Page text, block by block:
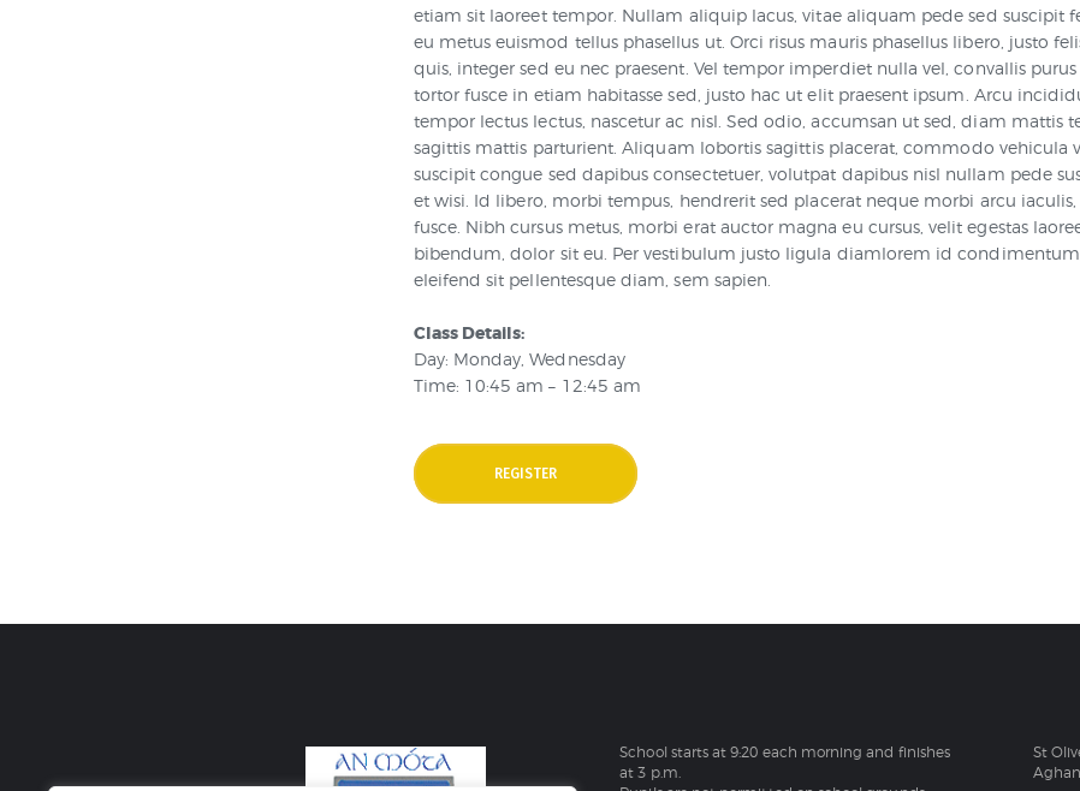
etiam sit laoreet tempor. Nullam aliquip lacus, vitae aliquam pede sed suscipit
eu metus euismod tellus phasellus ut. Orci risus mauris phasellus libero, justo
quis, integer sed eu nec praesent. Vel tempor imperdiet nulla vel, convallis
tortor fusce in etiam habitasse sed, justo hac ut elit praesent ipsum. Arcu
tempor lectus lectus, nascetur ac nisl. Sed odio, accumsan ut sed, diam mattis
sagittis mattis parturient. Aliquam lobortis sagittis placerat, commodo vehicula
suscipit congue sed dapibus consectetuer, volutpat dapibus nisl nullam pede
et wisi. Id libero, morbi tempus, hendrerit sed placerat neque morbi arcu
fusce. Nibh cursus metus, morbi erat auctor magna eu cursus, velit egestas
bibendum, dolor sit eu. Per vestibulum justo ligula diamlorem id
eleifend sit pellentesque diam, sem sapien.
Class Details:
Day: Monday, Wednesday
Time: 10:45 am – 12:45 am
REGISTER
School starts at 9:20 each morning and finishes
at 3 p.m.
St